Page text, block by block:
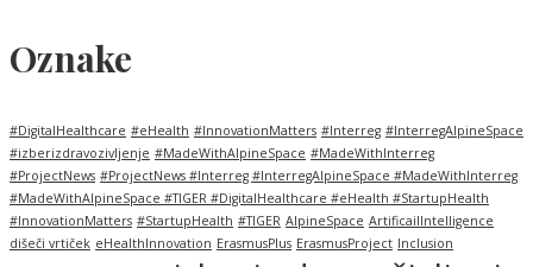
Oznake
#DigitalHealthcare #eHealth #InnovationMatters #Interreg #InterregAlpineSpace
#izberizdravozivljenje #MadeWithAlpineSpace #MadeWithInterreg
#ProjectNews #ProjectNews #Interreg #InterregAlpineSpace #MadeWithInterreg
#MadeWithAlpineSpace #TIGER #DigitalHealthcare #eHealth #StartupHealth
#InnovationMatters #StartupHealth #TIGER AlpineSpace ArtificailIntelligence
dišeči vrtiček eHealthInnovation ErasmusPlus ErasmusProject Inclusion